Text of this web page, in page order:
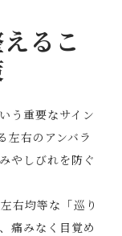
るこ
う重要なサイン
左右のアンバラ
やしびれを防ぐ
右均等な「巡り
痛みなく目覚め